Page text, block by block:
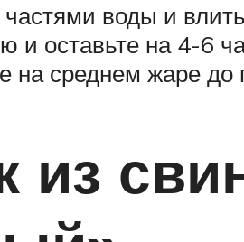
частями воды и
и оставьте на 4-6
на среднем жаре до